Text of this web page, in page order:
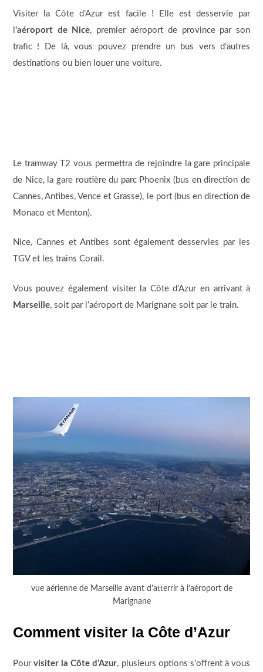
Visiter la Côte d’Azur est facile ! Elle est desservie par
‘aéroport de Nice, premier aéroport de province par son
trafic ! De là, vous pouvez prendre un bus vers d’autres
destinations ou bien louer une voiture.
Le tramway T2 vous permettra de rejoindre la gare principale
de Nice, la gare routière du parc Phoenix (bus en direction de
Cannes, Antibes, Vence et Grasse), le port (bus en direction de
Monaco et Menton).
Nice, Cannes et Antibes sont également desservies par les
TGV et les trains Corail.
Vous pouvez également visiter la Côte d’Azur en arrivant à
Marseille, soit par l’aéroport de Marignane soit par le train.
vue aérienne de Marseille avant d’atterrir à l’aéroport de
Marignane
Comment visiter la Côte d’Azur
Pour visiter la Côte d’Azur, plusieurs options s’offrent à vous